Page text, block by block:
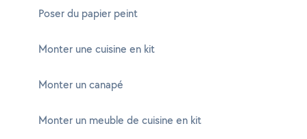
Poser du papier peint
Monter une cuisine en kit
Monter un canapé
Monter un meuble de cuisine en kit